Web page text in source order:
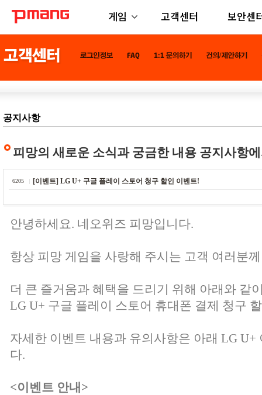
게임 고객센터 보안센
공지사항
피망의 새로운 소식과 궁금한 내용 공지사항
6205 [이벤트] LG U+ 구글 플레이 스토어 청구 할인 이벤트!
안녕하세요. 네오위즈 피망입니다.
항상 피망 게임을 사랑해 주시는 고객 여러분
더 큰 즐거움과 혜택을 드리기 위해 아래와 같
LG U+ 구글 플레이 스토어 휴대폰 결제 청구
자세한 이벤트 내용과 유의사항은 아래 LG
다.
<이벤트 안내>